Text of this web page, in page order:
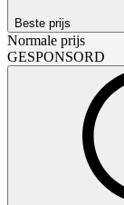
Beste prijs
Normale prijs
GESPONSORD